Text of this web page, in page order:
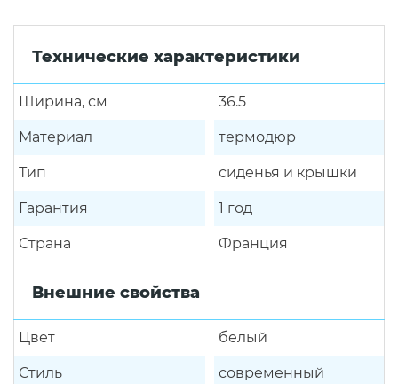
Технические характеристики
Ширина, см 36.5
Материал термодюр
Тип сиденья и крышки
Гарантия 1 год
Страна Франция
Внешние свойства
Цвет белый
Стиль современный